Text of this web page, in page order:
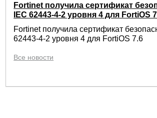
Fortinet получила сертификат
IEC 62443-4-2 уровня 4 для FortiOS
Fortinet получила сертификат
62443-4-2 уровня 4 для FortiOS 7.6
Все новости